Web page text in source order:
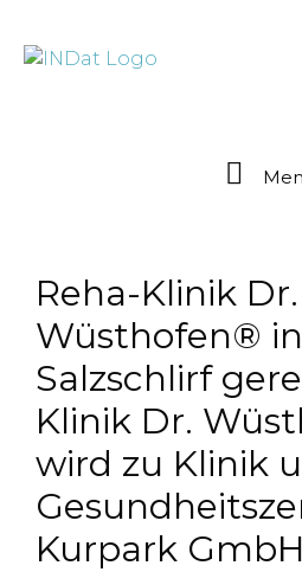
Reha-Klinik Dr.
Wüsthofen®
Salzschlirf
Klinik Dr.
wird zu Klinik
Kurpark GmbH